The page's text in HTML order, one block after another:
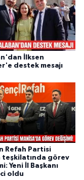
İlksen
destek mesajı
Refah Partisi
teşkilatında görev
Yeni İl Başkanı
oldu